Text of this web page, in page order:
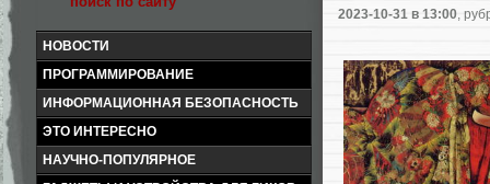
НОВОСТИ
ПРОГРАММИРОВАНИЕ
ИНФОРМАЦИОННАЯ БЕЗОПАСНОСТЬ
ЭТО ИНТЕРЕСНО
НАУЧНО-ПОПУЛЯРНОЕ
2023-10-31 в 13:00,